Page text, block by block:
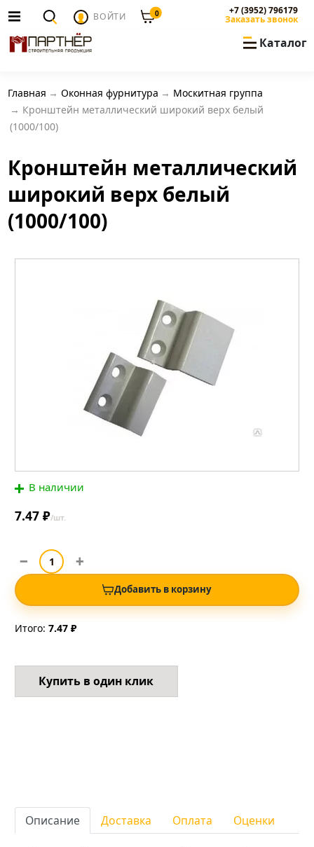
ВОЙТИ 0 +7 (3952) 796179
Заказать звонок
Каталог
Главная Оконная фурнитура
Москитная группа
Кронштейн металлический широкий верх белый
(1000/100)
Кронштейн металлический
широкий верх белый
(1000/100)
В наличии
7.47 ₽/шт.
Добавить в корзину
Итого: 7.47 ₽
Купить в один клик
Описание Доставка Оплата Оценки